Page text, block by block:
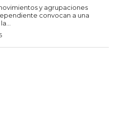
y agrupaciones
convocan a una